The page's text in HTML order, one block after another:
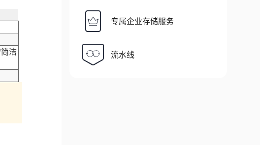
洁
专属企业存储服务
流水线